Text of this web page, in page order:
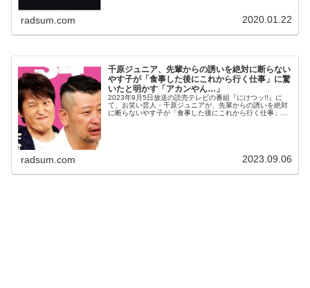
radsum.com 2020.01.22
千原ジュニア、先輩からの誘いを絶対に断らない
やす子が「食事した後にこれから行く仕事」に驚
いたと明かす「アカンやん…」
2023年9月5日放送の読売テレビの番組『にけつッ!!』に
て、お笑い芸人・千原ジュニアが、先輩からの誘いを絶対
に断らないやす子が「食事した後にこれから行く仕事」に
radsum.com 2023.09.06